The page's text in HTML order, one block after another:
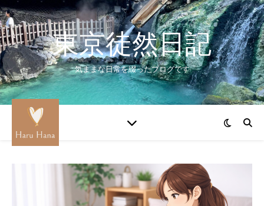
東京徒然日記
気ままな日常を綴ったブログです